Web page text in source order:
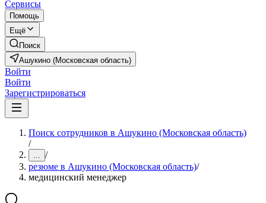
Сервисы
Помощь
Ещё
Поиск
Ашукино (Московская область)
Войти
Войти
Зарегистрироваться
Поиск сотрудников в Ашукино (Московская область)
/
... /
резюме в Ашукино (Московская область)/
медицинский менеджер